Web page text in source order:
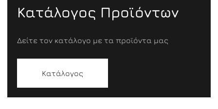
Κατάλογος Προϊόντων
Δείτε τον κατάλογο με τα προϊόντα μας
Κατάλογος